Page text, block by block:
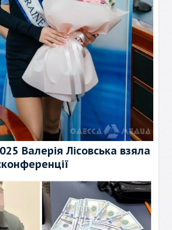
Валерія Лісовська взяла